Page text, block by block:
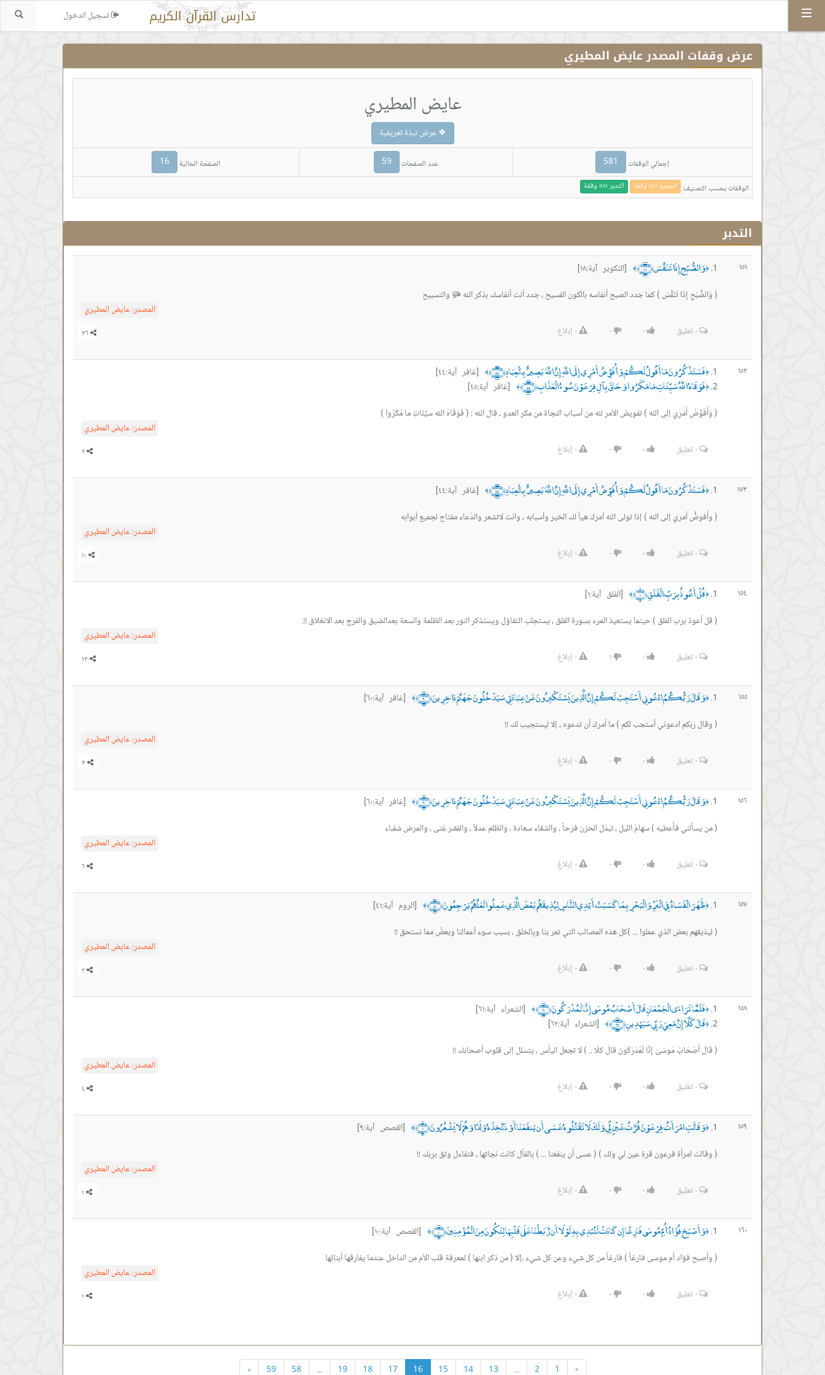
تسجيل الدخول تدارس القرآن الكريم
عرض وقفات المصدر عايض المطيري
عايض المطيري
❖ عرض نبذة تعريفية
إجمالي الوقفات 581 عدد الصفحات 59 الصفحة الحالية 16
الوقفات بحسب التصنيف: الجميع ٥٨١ وقفة التدبر ٥٨١ وقفة
التدبر
١٥١ ﴿وَالصُّبْحِ إِذَا تَنَفَّسَ ﴿١٨﴾ ﴾
[التكوير آية:١٨]
( ﻭَﺍﻟﺼُّﺒْﺢِ ﺇِﺫَﺍ ﺗَﻨَﻔَّﺲَ ) ﻛﻤﺎ ﺟﺪﺩ ﺍﻟﺼﺒﺢ ﺃﻧﻔﺎﺳﻪ ﺑالكون ﺍﻟﻔﺴﻴﺢ ، ﺟﺪﺩ ﺃﻧﺖ ﺃﻧﻔﺎﺳﻚ ﺑذكر الله ﷻ والتسبيح
المصدر:عايض المطيري
٠تعليق ٠ ٠ ٠ إبلاغ
١٥٢ ﴿فَسَتَذْكُرُونَ مَا أَقُولُ لَكُمْ وَأُفَوِّضُ أَمْرِي إِلَى اللَّهِ إِنَّ اللَّهَ بَصِيرٌ بِالْعِبَادِ ﴿٤٤﴾ ﴾ [غافر آية:٤٤]
﴿فَوَقَاهُ اللَّهُ سَيِّئَاتِ مَا مَكَرُوا وَحَاقَ بِآلِ فِرْعَوْنَ سُوءُ الْعَذَابِ ﴿٤٥﴾ ﴾
[غافر آية:٤٥]
( وَأُفَوِّضُ أَمْرِي إلى الله ) تفويض الأمر لله من أسباب النجاة من مكر العدو ، قال الله : ( فَوَقَاهُ الله سيِّئَاتِ ما مَكَرُوا )
المصدر:عايض المطيري
٠تعليق ٠ ٠ ٠ إبلاغ
١٥٣ ﴿فَسَتَذْكُرُونَ مَا أَقُولُ لَكُمْ وَأُفَوِّضُ أَمْرِي إِلَى اللَّهِ إِنَّ اللَّهَ بَصِيرٌ بِالْعِبَادِ ﴿٤٤﴾ ﴾
[غافر آية:٤٤]
( وأُفوضُّ أمري إلى الله ) إذا تولى الله أمرك هيأ لك الخير وأسبابه ، وانت لاتشعر والدُعاء مفتاح لجميع أبوابه
المصدر:عايض المطيري
٠تعليق ٠ ٠ ٠ إبلاغ
١٥٤ ﴿قُلْ أَعُوذُ بِرَبِّ الْفَلَقِ ﴿١﴾ ﴾
[الفلق آية:١]
( قل أعوذ برب الفلق ) حينما يستعيذ المرء بسورة الفلق ، يستجلب التفاؤل ويستذكر النور بعد الظلمة والسعة بعدالضيق والفرج بعد الانغلاق !!.
المصدر:عايض المطيري
٠تعليق ٠ ١ ٠ إبلاغ
١٥٥ ﴿وَقَالَ رَبُّكُمُ ادْعُونِي أَسْتَجِبْ لَكُمْ إِنَّ الَّذِينَ يَسْتَكْبِرُونَ عَنْ عِبَادَتِي سَيَدْخُلُونَ جَهَنَّمَ دَاخِرِينَ ﴿٦٠﴾ ﴾
[غافر آية:٦٠]
( وقال ربكم ادعوني أستجب لكم ) ما أمرك أن تدعوه ، إلا ليستجيب لك !!
المصدر:عايض المطيري
٠تعليق ٠ ٠ ٠ إبلاغ
١٥٦ ﴿وَقَالَ رَبُّكُمُ ادْعُونِي أَسْتَجِبْ لَكُمْ إِنَّ الَّذِينَ يَسْتَكْبِرُونَ عَنْ عِبَادَتِي سَيَدْخُلُونَ جَهَنَّمَ دَاخِرِينَ ﴿٦٠﴾ ﴾
[غافر آية:٦٠]
( من يسألني فأُعطيه ) سهامُ الليل ، تبدّل الحزن فرحاً ، والشقاء سعادة ، والظلم عدلاً ، والفقـر غِنى ، والمرض شفـاء
المصدر:عايض المطيري
٠تعليق ٠ ٠ ٠ إبلاغ
١٥٧ ﴿ظَهَرَ الْفَسَادُ فِي الْبَرِّ وَالْبَحْرِ بِمَا كَسَبَتْ أَيْدِي النَّاسِ لِيُذِيقَهُم بَعْضَ الَّذِي عَمِلُوا لَعَلَّهُمْ يَرْجِعُونَ ﴿٤١﴾ ﴾
[الروم آية:٤١]
( ليذيقهم بعض الذي عملوا ... )كل هذه المصائب التي تمر بنا وبِالخلق ، بسبب سوء أعمالنا وبعضٌ مما نستحق !!
المصدر:عايض المطيري
٠تعليق ٠ ٠ ٠ إبلاغ
١٥٨ ﴿فَلَمَّا تَرَاءَى الْجَمْعَانِ قَالَ أَصْحَابُ مُوسَى إِنَّا لَمُدْرَكُونَ ﴿٦١﴾ ﴾ [الشعراء آية:٦١]
﴿قَالَ كَلَّا إِنَّ مَعِيَ رَبِّي سَيَهْدِينِ ﴿٦٢﴾ ﴾
[الشعراء آية:٦٢]
( قَالَ أَصْحَابُ مُوسَىٰ إِنَّا لَمُدْرَكُونَ قالَ كلّا .. ) لا تجعل اليأس ، يتسلل إلى قلوب أصحابك !!
المصدر:عايض المطيري
٠تعليق ٠ ٠ ٠ إبلاغ
١٥٩ ﴿وَقَالَتِ امْرَأَتُ فِرْعَوْنَ قُرَّتُ عَيْنٍ لِّي وَلَكَ لَا تَقْتُلُوهُ عَسَى أَن يَنفَعَنَا أَوْ نَتَّخِذَهُ وَلَدًا وَهُمْ لَا يَشْعُرُونَ ﴿٩﴾ ﴾
[القصص آية:٩]
( وقالت امرأة فرعون قرة عين لي ولك ) ( عسى أن ينفعنا ... ) بالفأل كانت نجاتها ، فتفاءل وثق بربك !!
المصدر:عايض المطيري
٠تعليق ٠ ٠ ٠ إبلاغ
١٦٠ ﴿وَأَصْبَحَ فُؤَادُ أُمِّ مُوسَى فَارِغًا إِن كَادَتْ لَتُبْدِي بِهِ لَوْلَا أَن رَّبَطْنَا عَلَى قَلْبِهَا لِتَكُونَ مِنَ الْمُؤْمِنِينَ ﴿١٠﴾ ﴾
[القصص آية:١٠]
( وأصبح فؤاد أم موسى فارغاً ) فارغاً من كل شيء وعن كل شيء ،إلا ( من ذكر ابنها ) لمعرفة قلب الأم من الداخل عندما يفارقها أبنائها
المصدر:عايض المطيري
٠تعليق ٠ ٠ ٠ إبلاغ
«
1
2
...
13
14
15
16
17
18
19
...
58
59
»